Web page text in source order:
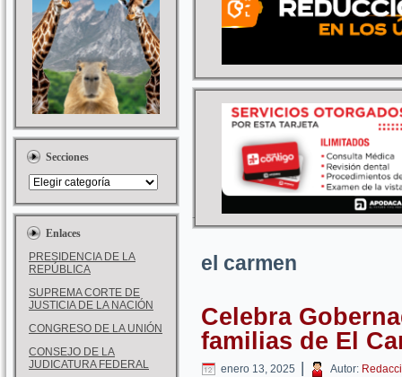
Secciones
Enlaces
PRESIDENCIA DE LA
REPÚBLICA
SUPREMA CORTE DE
JUSTICIA DE LA NACIÓN
CONGRESO DE LA UNIÓN
CONSEJO DE LA
JUDICATURA FEDERAL
el carmen
Celebra
familias de El
enero 13, 2025 | Autor: